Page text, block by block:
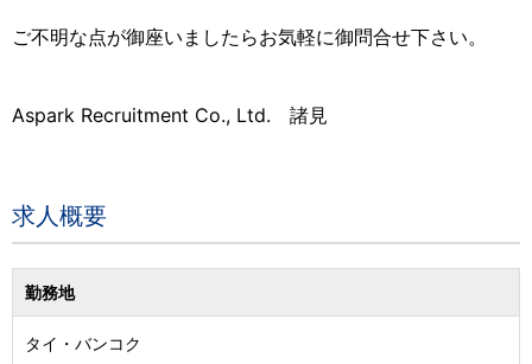
ご不明な点が御座いましたらお気軽に御問合せ下さい。
Aspark Recruitment Co., Ltd. 諸見
求人概要
勤務地
タイ ・ バンコク